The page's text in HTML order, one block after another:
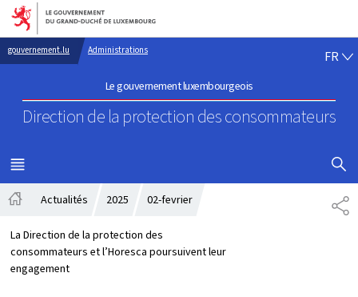
Aller au menu principal
Aller au contenu
gouvernement.lu Administrations
Le gouvernement luxembourgeois
Direction de la protection des consommateurs
FR
MENU
PRINCIPAL
Actualités 2025 02-fevrier
La Direction de la protection des
consommateurs et l’Horesca poursuivent leur
engagement